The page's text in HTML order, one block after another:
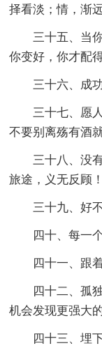
择看淡；情，渐
三十五、当你
你变好，你才配
三十六、成功
三十七、愿人
不要别离殇有酒
三十八、没有
旅途，义无反顾！
三十九、好不
四十、每一个
四十一、跟着
四十二、孤独
机会发现更强大
四十三、埋下